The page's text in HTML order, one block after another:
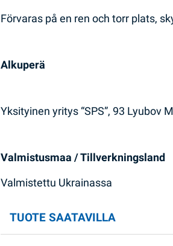
Förvaras på en ren och torr plats,
Alkuperä
Yksityinen yritys “SPS”, 93 Lyubov
Valmistusmaa / Tillverkningsland
Valmistettu Ukrainassa
TUOTE SAATAVILLA